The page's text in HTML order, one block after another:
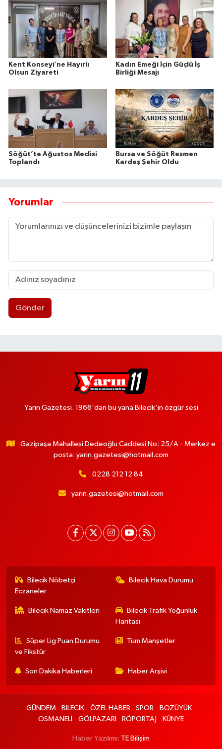
Kent Konseyi’ne Hayırlı
Olsun Ziyareti
Kadın Emeği İçin Güçlü İş
Birliği Mesajı
Söğüt’te Ağustos Meclisi
Toplandı
Bursa ve Söğüt Resmen
Kardeş Şehir Oldu
Yorumlar
Gönder
Yarın Gazetesi. 1966'dan bu yana Bilecik'in özgür sesi
Gazipaşa Mahallesi Dedeoğlu Caddesi No: 25/A - Merkez e
posta: yarin.gazetesi@hotmail.com
0228 212 12 84
yarin.gazetesi@hotmail.com
Bilecik Nöbetçi
Eczaneler
Bilecik Hava Durumu
Bilecik Namaz Vakitleri
Bilecik Trafik Yoğunluk
Haritası
Süper Lig Puan Durumu
ve Fikstür
Tüm Manşetler
Son Dakika Haberleri Haber Arşivi
GÜNDEM BİLECİK ÖZEL HABER SPOR
BOZÜYÜK
OSMANELİ
GÖLPAZARI RÖPORTAJ KÜNYE
Haber Yazılımı: TE Bilişim